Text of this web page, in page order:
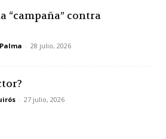
“campaña” contra
- 28 julio, 2026
- 27 julio, 2026